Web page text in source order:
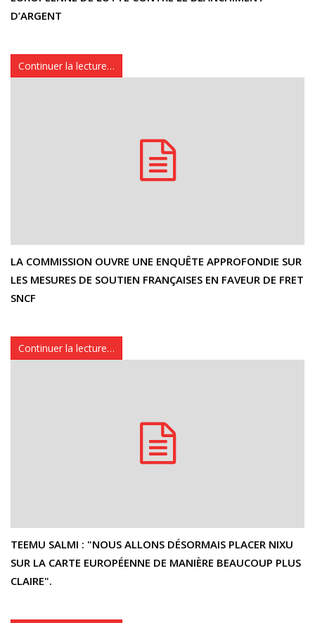
D’ARGENT
Continuer la lecture…
LA COMMISSION OUVRE UNE ENQUÊTE APPROFONDIE SUR
LES MESURES DE SOUTIEN FRANÇAISES EN FAVEUR DE FRET
SNCF
Continuer la lecture…
TEEMU SALMI : "NOUS ALLONS DÉSORMAIS PLACER NIXU
SUR LA CARTE EUROPÉENNE DE MANIÈRE BEAUCOUP PLUS
CLAIRE".